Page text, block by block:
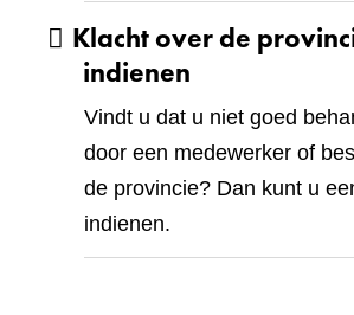
Klacht over de
indienen
Vindt u dat u niet goed
door een medewerker of
de provincie? Dan kunt u
indienen.